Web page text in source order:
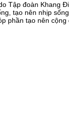
Tập đoàn Khang
tạo nên nhịp
tạo nên